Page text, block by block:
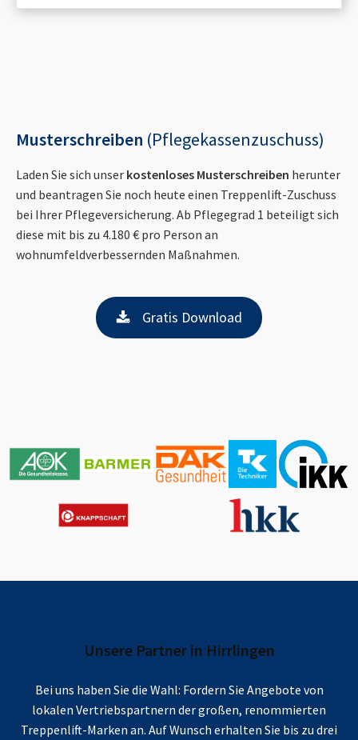
Musterschreiben (Pflegekassenzuschuss)
Laden Sie sich unser kostenloses Musterschreiben herunter
und beantragen Sie noch heute einen Treppenlift-Zuschuss
bei Ihrer Pflegeversicherung. Ab Pflegegrad 1 beteiligt sich
diese mit bis zu 4.180 € pro Person an
wohnumfeldverbessernden Maßnahmen.
Gratis Download
Unsere Partner in Hirrlingen
Bei uns haben Sie die Wahl: Fordern Sie Angebote von
lokalen Vertriebspartnern der großen, renommierten
Treppenlift-Marken an. Auf Wunsch erhalten Sie bis zu drei